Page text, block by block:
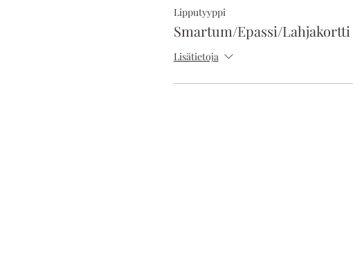
Lipputyyppi
Smartum/Epassi/Lahjakortti
Lisätietoja